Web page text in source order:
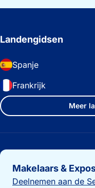
Landengidsen
Spanje
Frankrijk
Meer
Belangrijke links
Makelaars &
Deelnemen aan de